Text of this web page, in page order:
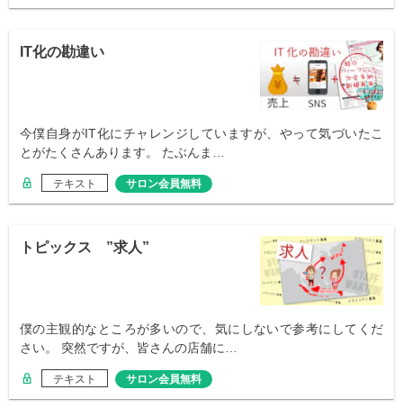
IT化の勘違い
今僕自身がIT化にチャレンジしていますが、やって気づいたこ
とがたくさんあります。 たぶんま…
テキスト サロン会員無料
トピックス ”求人”
僕の主観的なところが多いので、気にしないで参考にしてくだ
さい。 突然ですが、皆さんの店舗に…
テキスト サロン会員無料